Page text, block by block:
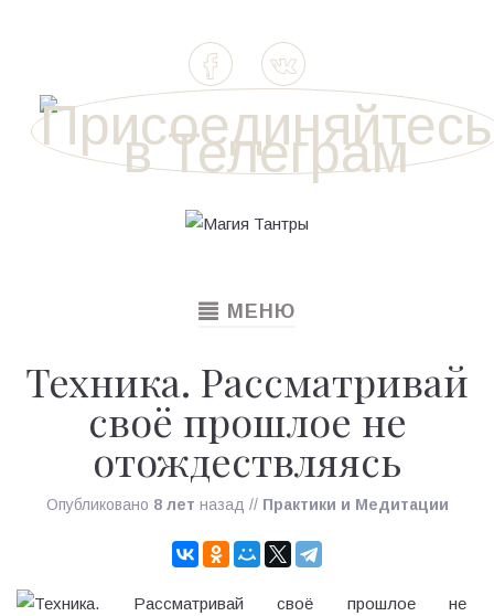
TOGGLE
МЕНЮ
Техника. Рассматривай
своё прошлое не
отождествляясь
Опубликовано 8 лет назад // Практики и Медитации